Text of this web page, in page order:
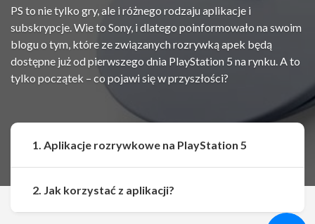
PS to nie tylko gry, ale i różnego rodzaju aplikacje i
subskrypcje. Wie to Sony, i dlatego poinformowało na swoim
blogu o tym, które ze związanych rozrywką apek będą
dostępne już od pierwszego dnia PlayStation 5 na rynku. A to
tylko początek – co pojawi się w przyszłości?
Udostępnij
1. Aplikacje rozrywkowe na PlayStation 5
2. Jak korzystać z aplikacji?